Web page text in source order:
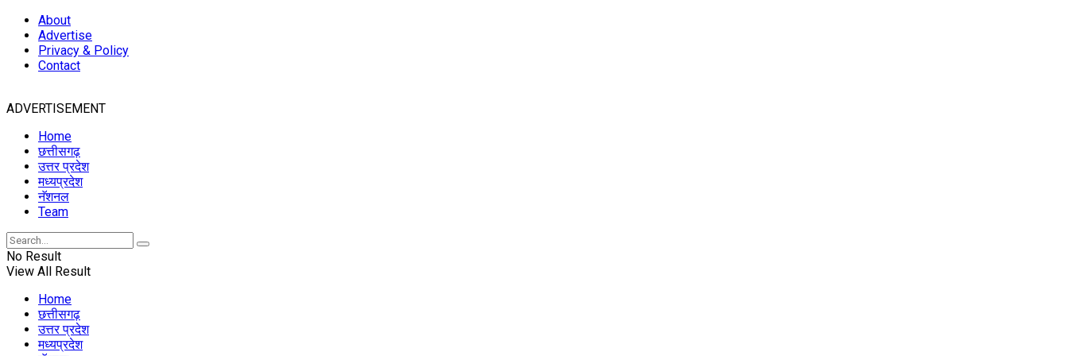
About
Advertise
Privacy & Policy
Contact
ADVERTISEMENT
Home
छत्तीसगढ़
उत्तर प्रदेश
मध्यप्रदेश
नॅशनल
Team
No Result
View All Result
Home
छत्तीसगढ़
उत्तर प्रदेश
मध्यप्रदेश